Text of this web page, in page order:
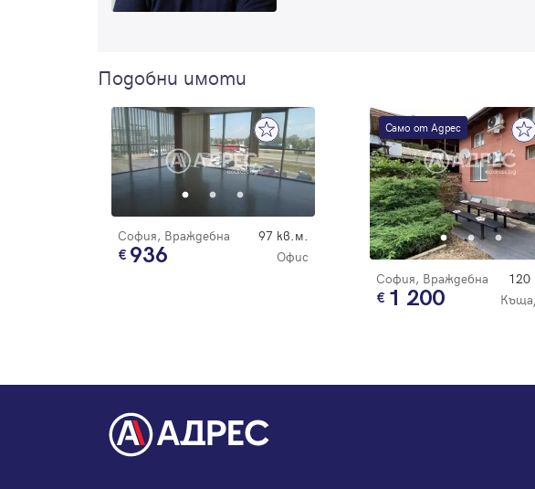
Подобни имоти
София, Враждебна 97 кв.м.
936 Офис
Само от Адрес
София, Враждебна 120
1 200